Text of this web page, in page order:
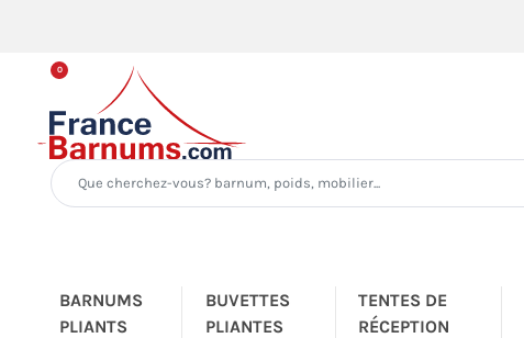
0
BARNUMS
PLIANTS
BUVETTES
PLIANTES
TENTES DE
RÉCEPTION